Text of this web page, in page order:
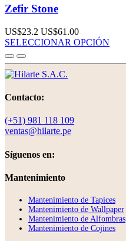
Zefir Stone
US$23.2 US$61.00
SELECCIONAR OPCIÓN
Contacto:
(+51) 981 118 109
ventas@hilarte.pe
Síguenos en:
Mantenimiento
Mantenimiento de Tapices
Mantenimiento de Wallpaper
Mantenimiento de Alfombras
Mantenimiento de Cojines